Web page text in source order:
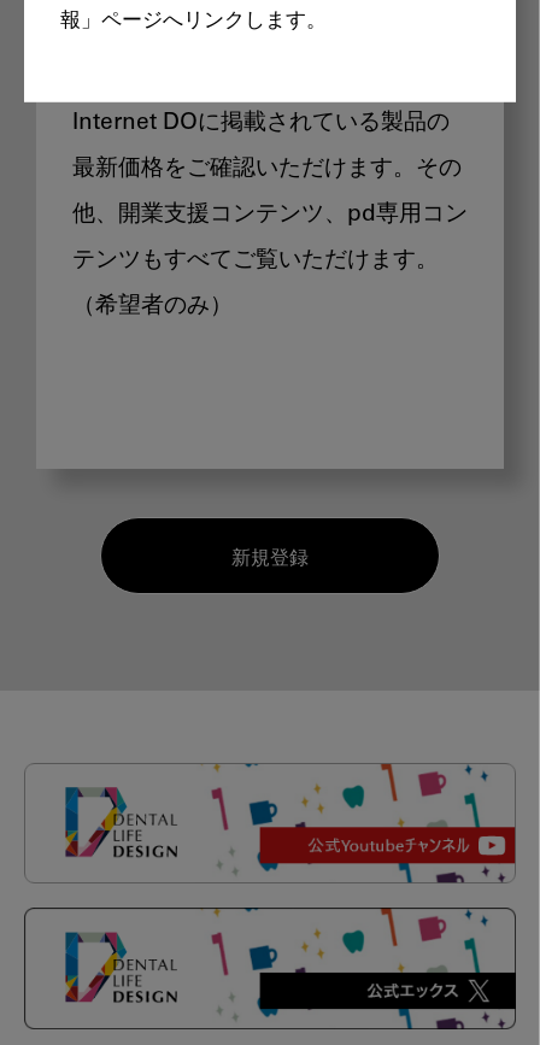
報」ページへリンクします。
Internet DOに掲載されている製品の
最新価格をご確認いただけます。その
他、開業支援コンテンツ、pd専用コン
テンツもすべてご覧いただけます。
（希望者のみ）
新規登録